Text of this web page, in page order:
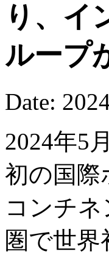
り、イ
ループ
Date:
2024年5
初の国際
コンチ
圏で世